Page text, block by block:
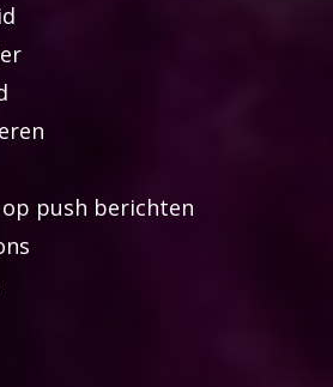
push berichten